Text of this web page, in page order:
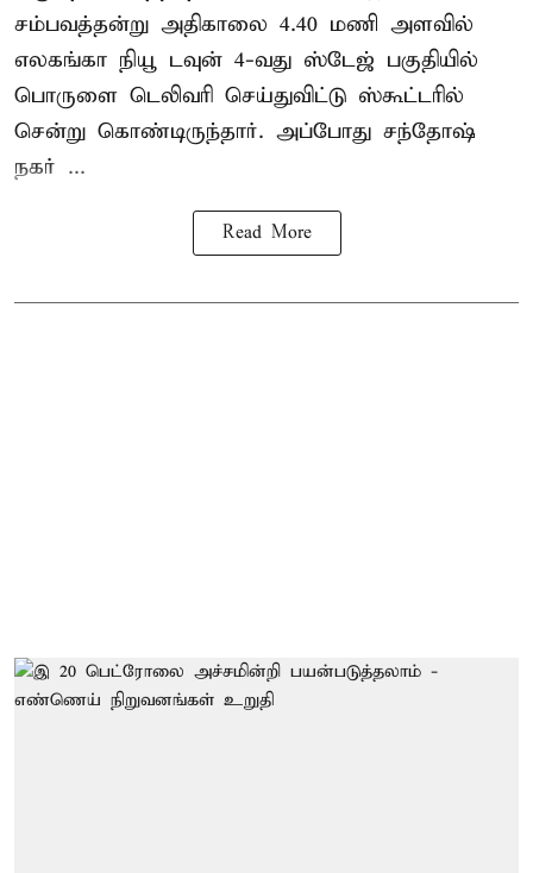
சம்பவத்தன்று அதிகாலை 4.40 மணி அளவில்
எலகங்கா நியூ டவுன் 4-வது ஸ்டேஜ் பகுதியில்
பொருளை டெலிவரி செய்துவிட்டு ஸ்கூட்டரில்
சென்று கொண்டிருந்தார். அப்போது சந்தோஷ்
நகர் ...
Read More